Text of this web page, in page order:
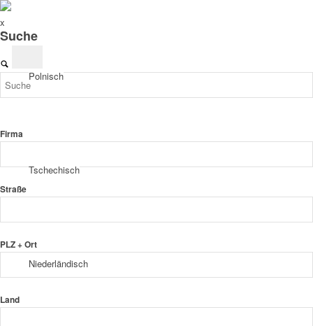
Polnisch
Tschechisch
Niederländisch
x
Suche
Firma
Straße
PLZ + Ort
Land